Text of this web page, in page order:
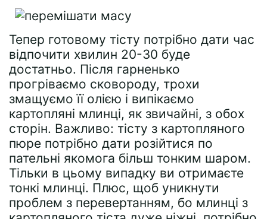
Тепер готовому тісту потрібно дати час
відпочити хвилин 20-30 буде
достатньо. Після гарненько
прогріваємо сковороду, трохи
змащуємо її олією і випікаємо
картопляні млинці, як звичайні, з обох
сторін. Важливо: тісту з картопляного
пюре потрібно дати розійтися по
пательні якомога більш тонким шаром.
Тільки в цьому випадку ви отримаєте
тонкі млинці. Плюс, щоб уникнути
проблем з перевертанням, бо млинці з